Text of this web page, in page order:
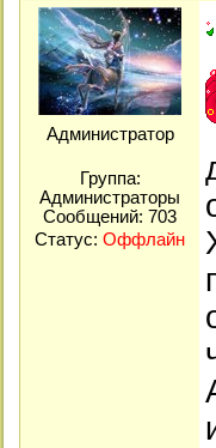
Администратор
Группа:
Администраторы
Сообщений: 703
Статус: Оффлайн